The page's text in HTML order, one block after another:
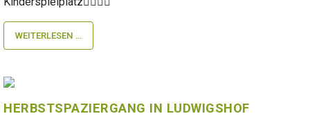
WEITERLESEN …
HERBSTSPAZIERGANG IN LUDWIGSHOF